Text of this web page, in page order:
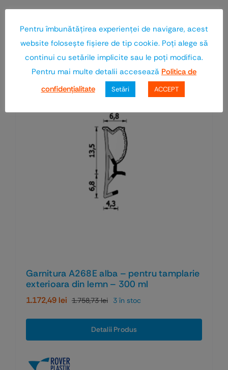
Produse asemănătoare Vezi toate produsele
Economiseşti 33%
Garnitura A268E alba – pentru tamplarie
exterioara din lemn – 300 ml
1.758,73leiPrețul
inițial
a
fost:
1.172,49 lei
Prețul
curent
este:
1.172,49 lei.
3 în stoc
Detalii Produs
Pentru îmbunătăţirea experienţei de navigare, acest
website foloseşte fişiere de tip cookie. Poţi alege să
continui cu setările implicite sau le poţi modifica.
Pentru mai multe detalii accesează Politica de
confidenţialitate
Setări ACCEPT